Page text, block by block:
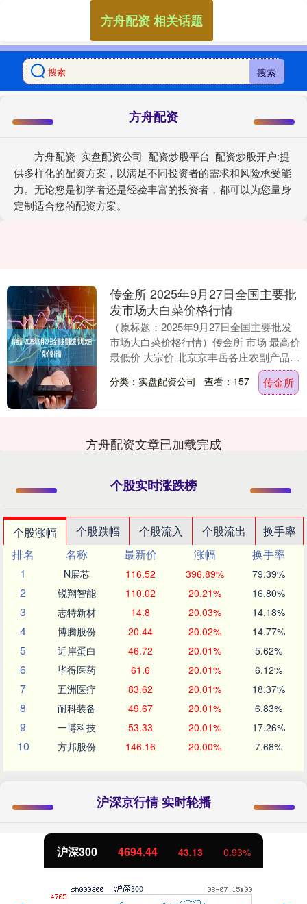
搜索
方舟配资
方舟配资_实盘配资公司_配资炒股平台_配资炒股开户:提
供多样化的配资方案，以满足不同投资者的需求和风险承受能
力。无论您是初学者还是经验丰富的投资者，都可以为您量身
定制适合您的配资方案。
方舟配资 相关话题
传金所 2025年9月27日全国主要批
发市场大白菜价格行情
（原标题：2025年9月27日全国主要批发
市场大白菜价格行情）传金所 市场 最高价
最低价 大宗价 北京京丰岳各庄农副产品批
分类：实盘配资公司 查看：157 传金所
方舟配资文章已加载完成
个股实时涨跌榜
个股涨幅 个股跌幅 个股流入 个股流出
换手率
排名
名称 最新价 涨幅
换手率
1
N展芯 116.52 396.89% 79.39%
2 锐翔智能 110.02 20.21% 16.80%
3 志特新材 14.8 20.03% 14.18%
4 博腾股份 20.44 20.02% 14.77%
5 近岸蛋白 46.72 20.01% 5.62%
6 毕得医药 61.6 20.01% 6.12%
7 五洲医疗 83.62 20.01% 18.37%
8 耐科装备 49.67 20.01% 6.83%
9 一博科技 53.33 20.01% 17.26%
10 方邦股份 146.16 20.00% 7.68%
沪深京行情 实时轮播
沪深300 4694.44 43.13 0.93%